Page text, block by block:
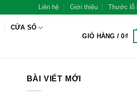
Liên hệ Giới thiệu Thước lỗ
CỬA SỔ
GIỎ HÀNG /0₫
BÀI VIẾT MỚI